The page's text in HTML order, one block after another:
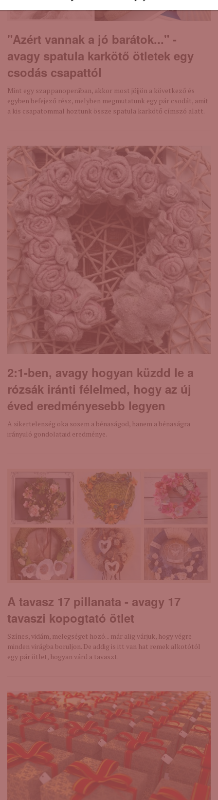
"Azért vannak a jó barátok..." -
avagy spatula karkötő ötletek egy
csodás csapattól
Mint egy szappanoperában, akkor most jöjjön a következő és
egyben befejező rész, melyben megmutatunk egy pár csodát, amit
a kis csapatommal hoztunk össze spatula karkötő címszó alatt.
2:1-ben, avagy hogyan küzdd le a
rózsák iránti félelmed, hogy az új
éved eredményesebb legyen
A sikertelenség oka sosem a bénaságod, hanem a bénaságra
irányuló gondolataid eredménye.
A tavasz 17 pillanata - avagy 17
tavaszi kopogtató ötlet
Színes, vidám, melegséget hozó... már alig várjuk, hogy végre
minden virágba boruljon. De addig is itt van hat remek alkotótól
egy pár ötlet, hogyan várd a tavaszt.